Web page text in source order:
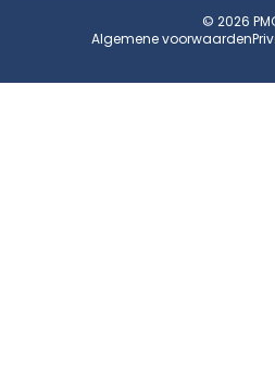
© 2026
Algemene voorwaarden